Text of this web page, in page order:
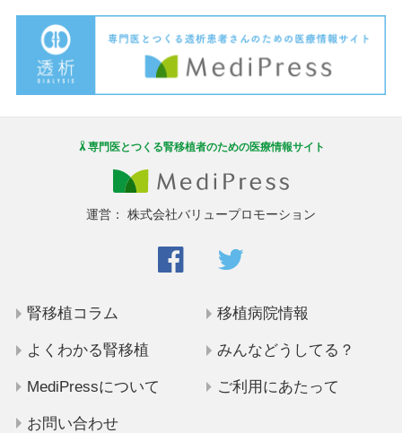
専門医とつくる腎移植者のための医療情報サイト
運営： 株式会社バリュープロモーション
腎移植コラム 移植病院情報
よくわかる腎移植 みんなどうしてる？
MediPressについて ご利用にあたって
お問い合わせ